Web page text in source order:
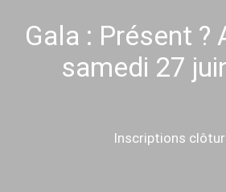
Gala : Présent ?
samedi 27
Inscriptions